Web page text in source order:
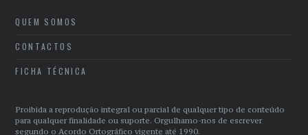
QUEM SOMOS
CONTACTOS
FICHA TÉCNICA
Proibida a reprodução integral ou parcial de qualquer tipo de conteúdo
para qualquer finalidade ou suporte. Orgulhamo-nos de escrever
segundo o Acordo Ortográfico vigente até 1990.